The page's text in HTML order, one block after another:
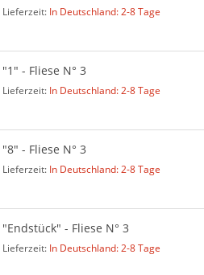
Lieferzeit: In Deutschland: 2-8 Tage
"1" - Fliese N° 3
Lieferzeit: In Deutschland: 2-8 Tage
"8" - Fliese N° 3
Lieferzeit: In Deutschland: 2-8 Tage
"Endstück" - Fliese N° 3
Lieferzeit: In Deutschland: 2-8 Tage